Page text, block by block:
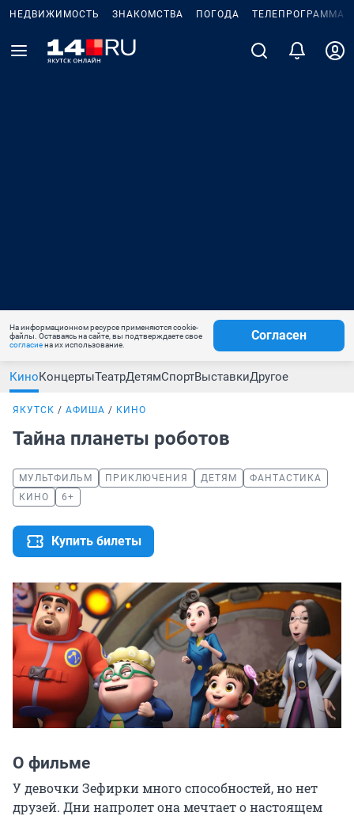
НЕДВИЖИМОСТЬ ЗНАКОМСТВА ПОГОДА ТЕЛЕПРОГРАММА
На информационном ресурсе применяются cookie-
файлы. Оставаясь на сайте, вы подтверждаете свое
согласиена их использование.
Согласен
КиноКонцертыТеатрДетямСпортВыставкиДругое
ЯКУТСК АФИША КИНО
Тайна планеты роботов
МУЛЬТФИЛЬМ ПРИКЛЮЧЕНИЯ ДЕТЯМ
ФАНТАСТИКА
КИНО
6+
Купить билеты
О фильме
У девочки Зефирки много способностей, но нет
друзей. Дни напролет она мечтает о настоящем